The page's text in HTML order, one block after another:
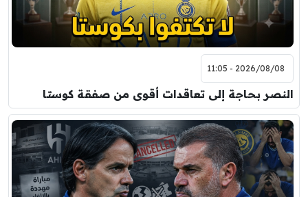
2026/08/08 - 11:05
النصر بحاجة إلى تعاقدات أقوى من صفقة كوستا